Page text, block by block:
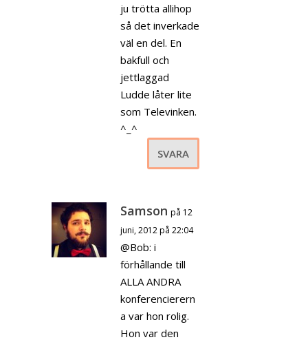
ju trötta allihop
så det inverkade
väl en del. En
bakfull och
jettlaggad
Ludde låter lite
som Televinken.
^_^
SVARA
Samson på 12
juni, 2012 på 22:04
@Bob: i
förhållande till
ALLA ANDRA
konferencierern
a var hon rolig.
Hon var den